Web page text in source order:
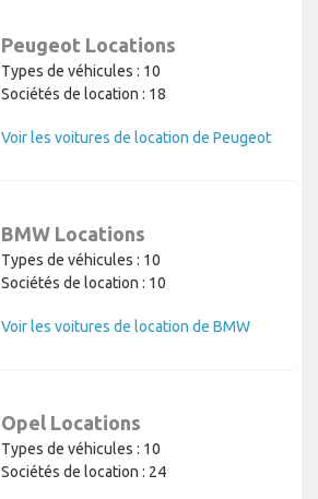
Peugeot Locations
Types de véhicules : 10
Sociétés de location : 18
Voir les voitures de location de Peugeot
BMW Locations
Types de véhicules : 10
Sociétés de location : 10
Voir les voitures de location de BMW
Opel Locations
Types de véhicules : 10
Sociétés de location : 24